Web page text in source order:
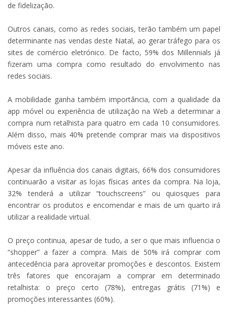
de fidelização.
Outros canais, como as redes sociais, terão também um papel
determinante nas vendas deste Natal, ao gerar tráfego para os
sites de comércio eletrónico. De facto, 59% dos Millennials já
fizeram uma compra como resultado do envolvimento nas
redes sociais.
A mobilidade ganha também importância, com a qualidade da
app móvel ou experiência de utilização na Web a determinar a
compra num retalhista para quatro em cada 10 consumidores.
Além disso, mais 40% pretende comprar mais via dispositivos
móveis este ano.
Apesar da influência dos canais digitais, 66% dos consumidores
continuarão a visitar as lojas físicas antes da compra. Na loja,
32% tenderá a utilizar “touchscreens” ou quiosques para
encontrar os produtos e encomendar e mais de um quarto irá
utilizar a realidade virtual.
O preço continua, apesar de tudo, a ser o que mais influencia o
“shopper” a fazer a compra. Mais de 50% irá comprar com
antecedência para aproveitar promoções e descontos. Existem
três fatores que encorajam a comprar em determinado
retalhista: o preço certo (78%), entregas grátis (71%) e
promoções interessantes (60%).